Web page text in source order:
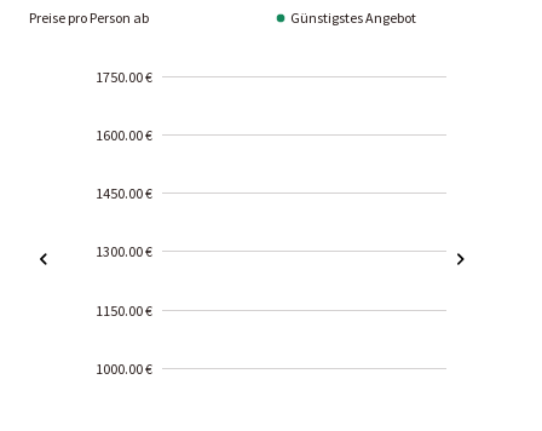
Preise pro Person ab Günstigstes Angebot
1750.00 €
1600.00 €
1450.00 €
1300.00 €
1150.00 €
1000.00 €